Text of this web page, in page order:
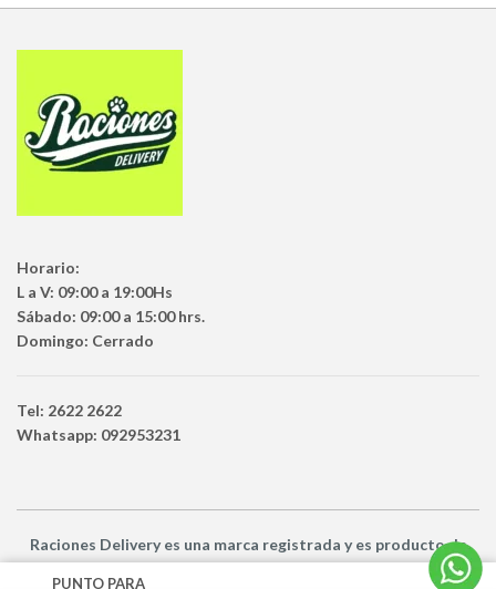
Horario:
L a V: 09:00 a 19:00Hs
Sábado: 09:00 a 15:00 hrs.
Domingo: Cerrado
Tel: 2622 2622
Whatsapp: 092953231
Raciones Deliveryes una marca registrada y es productode
Netbuy Uruguay SRL -© Todos los derechos reservados
PUNTO PARA